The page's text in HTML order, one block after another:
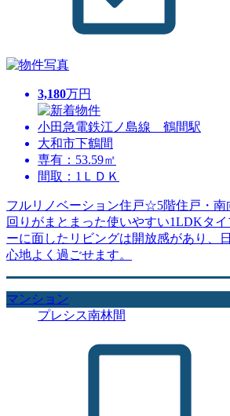
3,180万円
小田急電鉄江ノ島線 鶴間駅
大和市下鶴間
専有：53.59㎡
間取：1ＬＤＫ
フルリノベーション住戸☆5階住戸・
回りがまとまった使いやすい1LDKタ
ーに面したリビングは開放感があり、
心地よく過ごせます。
マンション
プレシス南林間